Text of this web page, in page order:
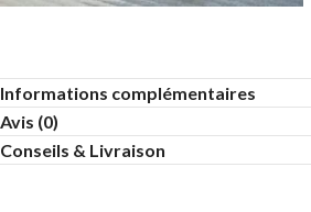
Informations complémentaires
Avis (0)
Conseils & Livraison